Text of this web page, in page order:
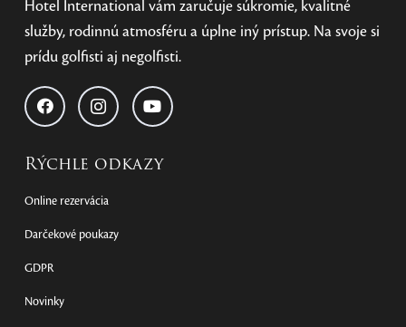
Hotel International vám zaručuje súkromie, kvalitné
služby, rodinnú atmosféru a úplne iný prístup. Na svoje si
prídu golfisti aj negolfisti.
Rýchle odkazy
Online rezervácia
Darčekové poukazy
GDPR
Novinky